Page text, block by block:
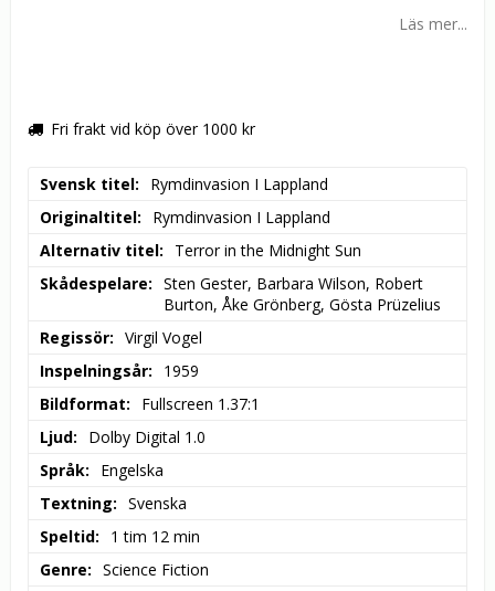
Läs mer...
Fri frakt vid köp över 1000 kr
Svensk titel
Rymdinvasion I Lappland
Originaltitel
Rymdinvasion I Lappland
Alternativ titel
Terror in the Midnight Sun
Skådespelare
Sten Gester, Barbara Wilson, Robert
Burton, Åke Grönberg, Gösta Prüzelius
Regissör
Virgil Vogel
Inspelningsår
1959
Bildformat
Fullscreen 1.37:1
Ljud
Dolby Digital 1.0
Språk
Engelska
Textning
Svenska
Speltid
1 tim 12 min
Genre
Science Fiction